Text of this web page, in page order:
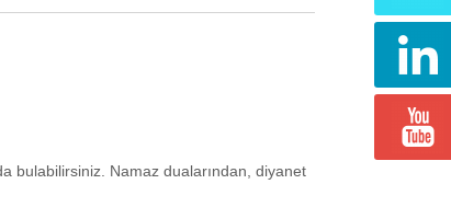
bulabilirsiniz. Namaz dualarından, diyanet